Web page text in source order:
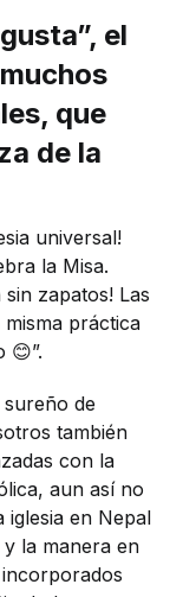
el
que
de la
universal!
la Misa.
sin zapatos! Las
práctica
😊”.
sureño de
también
con la
aun así no
iglesia en Nepal
la manera en